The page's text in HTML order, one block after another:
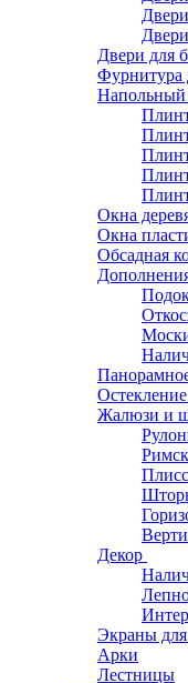
Двери для
Фурнитура
Напольный
Окна
Окна
Обсадная
Жалюзи и
Декор
Экраны для
Арки
Лестницы